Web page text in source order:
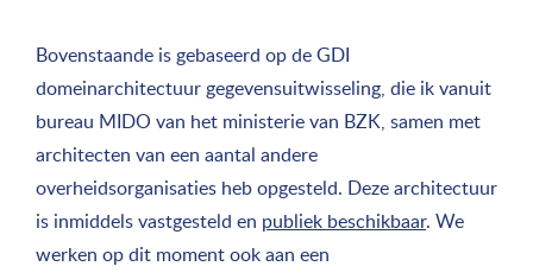
Bovenstaande is gebaseerd op de GDI
domeinarchitectuur gegevensuitwisseling, die ik vanuit
bureau MIDO van het ministerie van BZK, samen met
architecten van een aantal andere
overheidsorganisaties heb opgesteld. Deze architectuur
is inmiddels vastgesteld en publiek beschikbaar. We
werken op dit moment ook aan een